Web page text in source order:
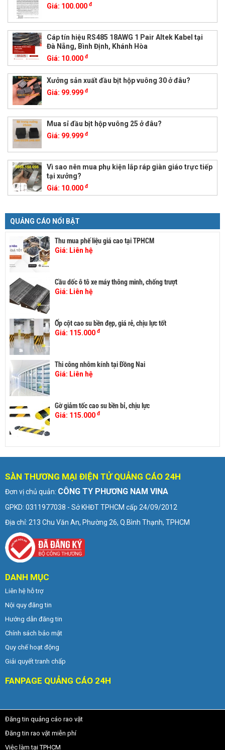
Giá: 100.000 đ
Cáp tín hiệu RS485 18AWG 1 Pair Altek Kabel tại
Đà Nẵng, Bình Định, Khánh Hòa
Giá: 10.000 đ
Xưởng sản xuất đầu bịt hộp vuông 30 ở đâu?
Giá: 99.999 đ
Mua sỉ đầu bịt hộp vuông 25 ở đâu?
Giá: 99.999 đ
Vì sao nên mua phụ kiện lắp ráp giàn giáo trực tiếp
tại xưởng?
Giá: 10.000 đ
QUẢNG CÁO NỔI BẬT
Thu mua phế liệu giá cao tại TPHCM
Giá: Liên hệ
Cầu dốc ô tô xe máy thông minh, chống trượt
Giá: Liên hệ
Ốp cột cao su bền đẹp, giá rẻ, chịu lực tốt
Giá: 115.000 đ
Thi công nhôm kính tại Đồng Nai
Giá: Liên hệ
Gờ giảm tốc cao su bền bỉ, chịu lực
Giá: 115.000 đ
SÀN THƯƠNG MẠI ĐIỆN TỬ QUẢNG CÁO 24H
Đơn vị chủ quản: CÔNG TY PHƯƠNG NAM VINA
GPKD: 0311977038 - Sở KHĐT TPHCM cấp 24/09/2012
Địa chỉ: 213 Chu Văn An, Phường 26, Q.Bình Thạnh, TPHCM
DANH MỤC
Liên hệ hỗ trợ
Nội quy đăng tin
Hướng dẫn đăng tin
Chính sách bảo mật
Quy chế hoạt động
Giải quyết tranh chấp
FANPAGE QUẢNG CÁO 24H
Đăng tin quảng cáo rao vặt
Đăng tin rao vặt miễn phí
Việc làm tại TPHCM